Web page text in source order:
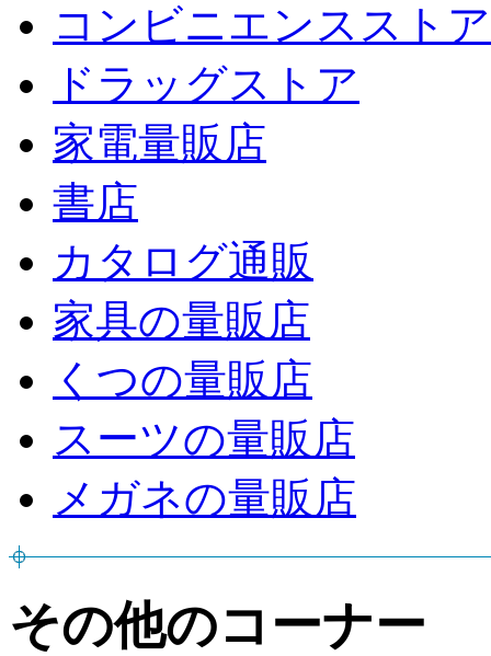
コンビニエンスストア
ドラッグストア
家電量販店
書店
カタログ通販
家具の量販店
くつの量販店
スーツの量販店
メガネの量販店
その他のコーナー